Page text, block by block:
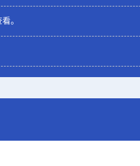
。